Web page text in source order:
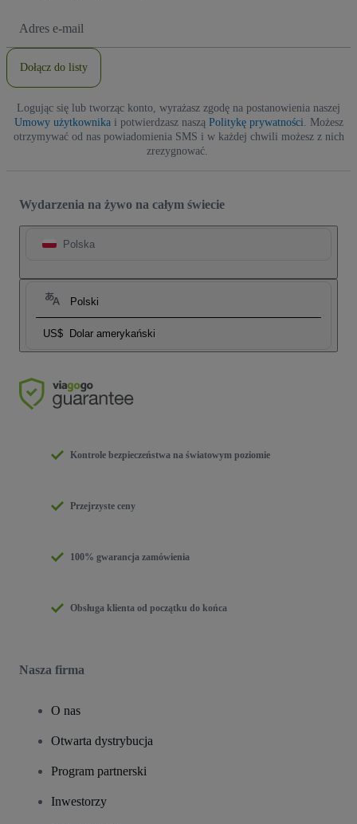
e-
Dołącz do listy
Logując się lub tworząc konto, wyrażasz zgodę na postanowienia naszej
Umowy użytkownikai potwierdzasz naszą Politykę prywatności. Możesz
otrzymywać od nas powiadomienia SMS i w każdej chwili możesz z nich
zrezygnować.
Wydarzenia na żywo na całym świecie
Polska
Polski
US$ Dolar amerykański
Kontrole bezpieczeństwa na światowym poziomie
Przejrzyste ceny
100% gwarancja zamówienia
Obsługa klienta od początku do końca
Nasza firma
O nas
Otwarta dystrybucja
Program partnerski
Inwestorzy